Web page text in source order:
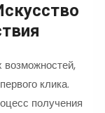
возможностей,
клика.
получения